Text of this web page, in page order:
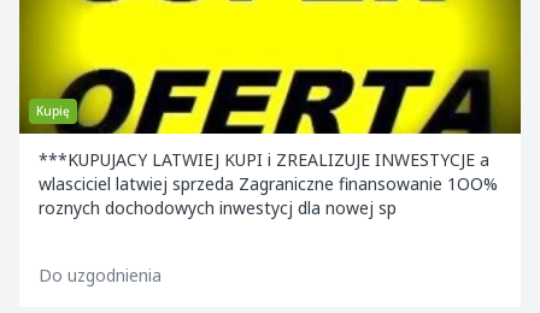
Kupię
***KUPUJACY LATWIEJ KUPI i ZREALIZUJE INWESTYCJE a
wlasciciel latwiej sprzeda Zagraniczne finansowanie 1OO%
roznych dochodowych inwestycj dla nowej sp
Do uzgodnienia